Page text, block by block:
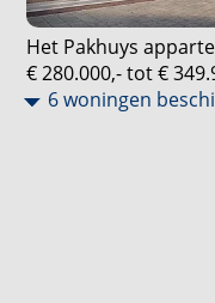
Het Pakhuys
€ 280.000,- tot €
6 woningen